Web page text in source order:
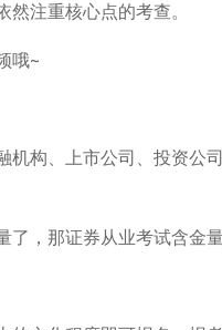
注重核心点的考查。
哦~
构、上市公司、投资公
，那证券从业考试含金